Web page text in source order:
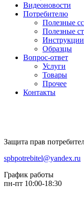
Видеоновости
Потребителю
Полезные
Полезные
Инструкции
Образцы
Вопрос-ответ
Услуги
Товары
Прочее
Контакты
Защита прав
spbpotrebitel@yandex.ru
График работы
пн-пт 10:00-18:30